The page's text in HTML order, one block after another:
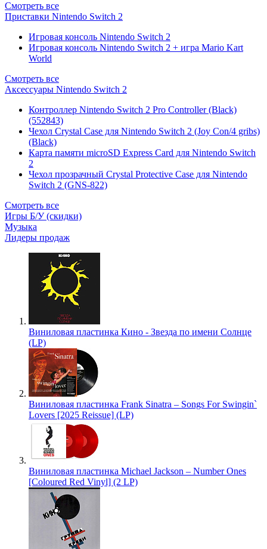
Смотреть все
Приставки Nintendo Switch 2
Игровая консоль Nintendo Switch 2
Игровая консоль Nintendo Switch 2 + игра Mario Kart
World
Смотреть все
Аксессуары Nintendo Switch 2
Контроллер Nintendo Switch 2 Pro Controller (Black)
(552843)
Чехол Сrystal Сase для Nintendo Switch 2 (Joy Con/4 gribs)
(Black)
Карта памяти microSD Express Card для Nintendo Switch
2
Чехол прозрачный Crystal Protective Case для Nintendo
Switch 2 (GNS-822)
Смотреть все
Игры Б/У (скидки)
Музыка
Лидеры продаж
Виниловая пластинка Кино - Звезда по имени Солнце
(LP)
Виниловая пластинка Frank Sinatra – Songs For Swingin`
Lovers [2025 Reissue] (LP)
Виниловая пластинка Michael Jackson – Number Ones
[Coloured Red Vinyl] (2 LP)